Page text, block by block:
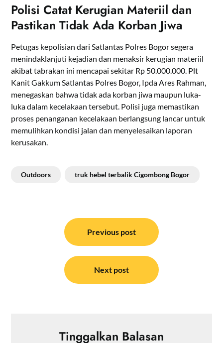
Polisi Catat Kerugian Materiil dan
Pastikan Tidak Ada Korban Jiwa
Petugas kepolisian dari Satlantas Polres Bogor segera
menindaklanjuti kejadian dan menaksir kerugian materiil
akibat tabrakan ini mencapai sekitar Rp 50.000.000. Plt
Kanit Gakkum Satlantas Polres Bogor, Ipda Ares Rahman,
menegaskan bahwa tidak ada korban jiwa maupun luka-
luka dalam kecelakaan tersebut. Polisi juga memastikan
proses penanganan kecelakaan berlangsung lancar untuk
memulihkan kondisi jalan dan menyelesaikan laporan
kerusakan.
Outdoors truk hebel terbalik Cigombong Bogor
Previous post
Next post
Tinggalkan Balasan